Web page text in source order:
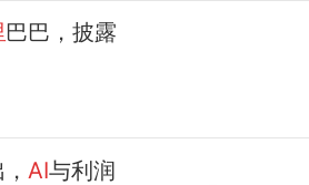
巴巴，披露
AI与利润